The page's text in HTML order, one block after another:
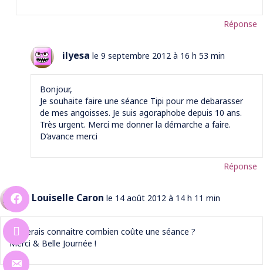
Réponse
ilyesa le 9 septembre 2012 à 16 h 53 min
Bonjour,
Je souhaite faire une séance Tipi pour me debarasser
de mes angoisses. Je suis agoraphobe depuis 10 ans.
Très urgent. Merci me donner la démarche a faire.
D’avance merci
Réponse
Louiselle Caron le 14 août 2012 à 14 h 11 min
j’aimerais connaitre combien coûte une séance ?
Merci & Belle Journée !